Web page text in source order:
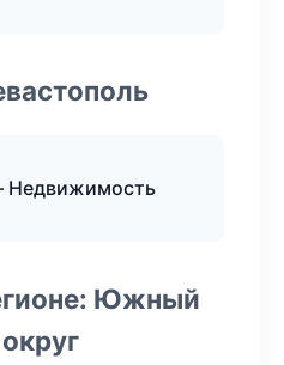
Недвижимость
Южный